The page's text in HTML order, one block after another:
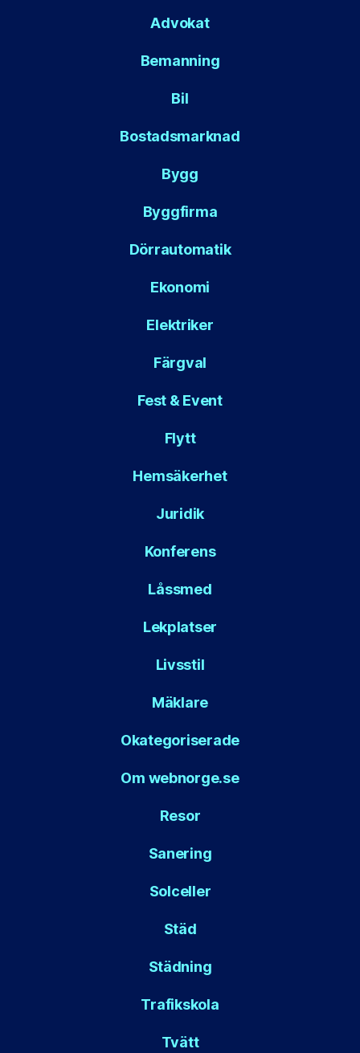
Advokat
Bemanning
Bil
Bostadsmarknad
Bygg
Byggfirma
Dörrautomatik
Ekonomi
Elektriker
Färgval
Fest & Event
Flytt
Hemsäkerhet
Juridik
Konferens
Låssmed
Lekplatser
Livsstil
Mäklare
Okategoriserade
Om webnorge.se
Resor
Sanering
Solceller
Städ
Städning
Trafikskola
Tvätt